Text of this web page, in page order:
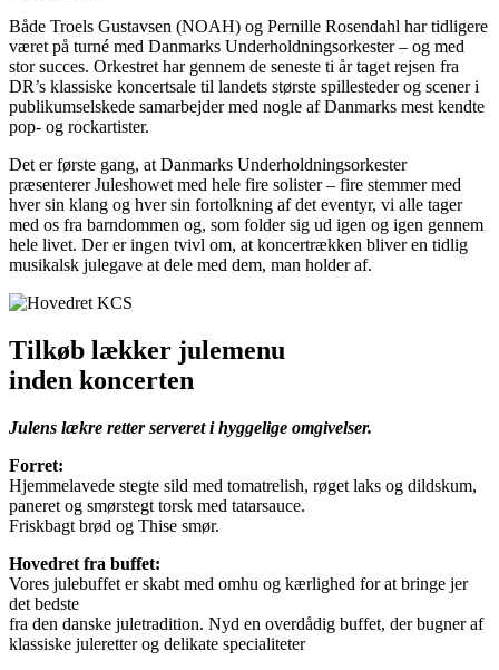
Både Troels Gustavsen (NOAH) og Pernille Rosendahl har tidligere
været på turné med Danmarks Underholdningsorkester – og med
stor succes. Orkestret har gennem de seneste ti år taget rejsen fra
DR’s klassiske koncertsale til landets største spillesteder og scener i
publikumselskede samarbejder med nogle af Danmarks mest kendte
pop- og rockartister.
Det er første gang, at Danmarks Underholdningsorkester
præsenterer Juleshowet med hele fire solister – fire stemmer med
hver sin klang og hver sin fortolkning af det eventyr, vi alle tager
med os fra barndommen og, som folder sig ud igen og igen gennem
hele livet. Der er ingen tvivl om, at koncertrækken bliver en tidlig
musikalsk julegave at dele med dem, man holder af.
Tilkøb lækker julemenu
inden koncerten
Julens lækre retter serveret i hyggelige omgivelser.
Forret:
Hjemmelavede stegte sild med tomatrelish, røget laks og dildskum,
paneret og smørstegt torsk med tatarsauce.
Friskbagt brød og Thise smør.
Hovedret fra buffet:
Vores julebuffet er skabt med omhu og kærlighed for at bringe jer
det bedste
fra den danske juletradition. Nyd en overdådig buffet, der bugner af
klassiske juleretter og delikate specialiteter